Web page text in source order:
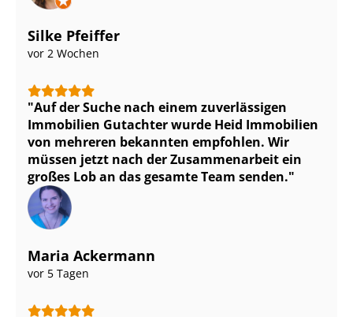
Silke Pfeiffer
vor 2 Wochen
Auf der Suche nach einem zuverlässigen
Immobilien Gutachter wurde Heid Immobilien
von mehreren bekannten empfohlen. Wir
müssen jetzt nach der Zusammenarbeit ein
großes Lob an das gesamte Team senden.
Maria Ackermann
vor 5 Tagen